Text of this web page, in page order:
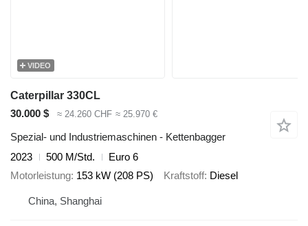
VIDEO
Caterpillar 330CL
30.000 $
≈ 24.260 CHF ≈ 25.970 €
Spezial- und Industriemaschinen - Kettenbagger
2023
500 M/Std.
Euro 6
Motorleistung 153 kW (208 PS) Kraftstoff Diesel
China, Shanghai